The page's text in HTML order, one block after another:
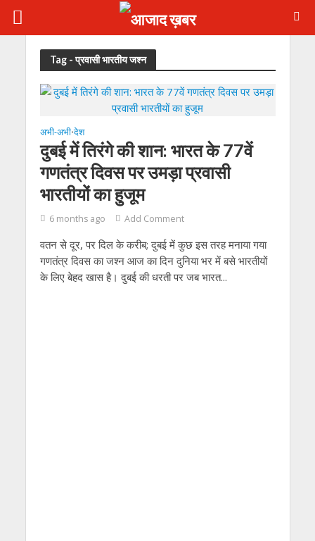
Tag - प्रवासी भारतीय जश्न
अभी-अभी•देश
दुबई में तिरंगे की शान: भारत के 77वें
गणतंत्र दिवस पर उमड़ा प्रवासी
भारतीयों का हुजूम
6 months ago Add Comment
वतन से दूर, पर दिल के करीब; दुबई में कुछ इस तरह मनाया गया
गणतंत्र दिवस का जश्न आज का दिन दुनिया भर में बसे भारतीयों
के लिए बेहद खास है। दुबई की धरती पर जब भारत...